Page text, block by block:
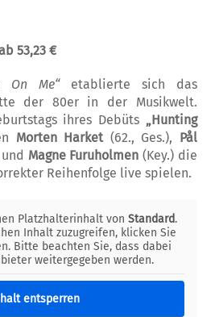
53,23 €
On Me“etablierte sich das
der 80er in der Musikwelt.
ihres Debüts „Hunting
Morten Harket(62., Ges.),
Pål
Magne Furuholmen (Key.) die
Reihenfolge live spielen.
Platzhalterinhalt von Standard.
Inhalt zuzugreifen, klicken Sie
Bitte beachten Sie, dass dabei
weitergegeben werden.
entsperren